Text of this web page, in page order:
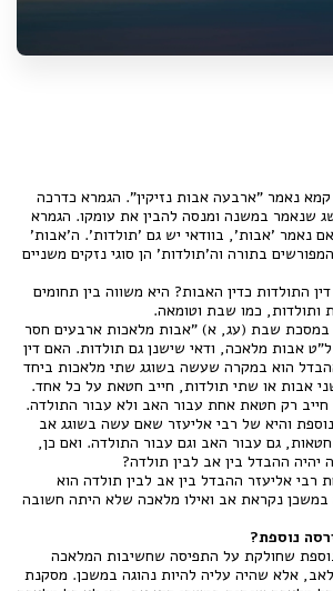
נאמר "ארבעה אבות נזיקין". הגמרא כדרכה
שנאמר במשנה ומנסה להבין את עומקו. הגמרא
נאמר 'אבות', בוודאי יש גם 'תולדות'. ה'אבות'
בתורה וה'תולדות' הן סוגי נזקים משניים
התולדות כדין האבות? היא משווה בין תחומים
ותולדות, כמו שבת וטומאה.
שבת (עג, א) "אבות מלאכות ארבעים חסר
אבות מלאכה, ודאי שישנן גם תולדות. האם דין
הוא במקרה שעשה בשוגג שתי מלאכות ביחד
אבות או שתי תולדות, חייב חטאת על כל אחד.
רק חטאת אחת עבור האב ולא עבור התולדה.
והיא של רבי אליעזר שאם עשה בשוגג אב
גם עבור האב וגם עבור התולדה. ואם כן,
יהיה ההבדל בין אב לבין תולדה?
רבי אליעזר ההבדל בין אב לבין תולדה הוא
נקראת אב ואילו מלאכה שלא היתה חשובה
נוספת?
שחולקת על התפיסה שחשיבות המלאכה
אלא שהיה עליה להיות נהוגה במשכן. מסקנת